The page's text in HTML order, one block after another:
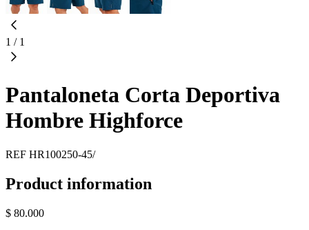
1 / 1
Pantaloneta Corta Deportiva
Hombre Highforce
REF HR100250-45/
Product information
$ 80.000